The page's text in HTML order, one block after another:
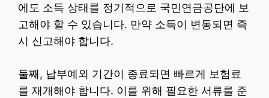
에도 소득 상태를 정기적으로 국민연금공단에 보
고해야 할 수 있습니다. 만약 소득이 변동되면 즉
시 신고해야 합니다.
둘째, 납부예외 기간이 종료되면 빠르게 보험료
를 재개해야 합니다. 이를 위해 필요한 서류를 준